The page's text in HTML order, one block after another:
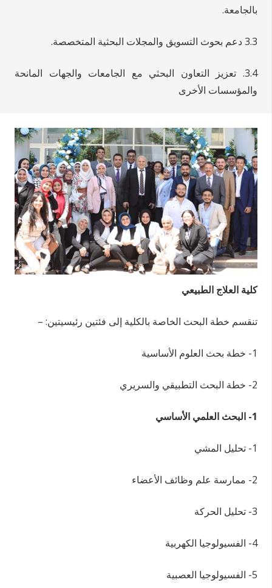
بالجامعة.
3.3 دعم بحوث التسويق والمجلات البحثية المتخصصة.
3.4. تعزيز التعاون البحثي مع الجامعات والجهات المانحة
والمؤسسات الأخرى
كلية العلاج الطبيعي
تنقسم خطة البحث الخاصة بالكلية إلى فئتين رئيسيتين: –
1- خطة بحث العلوم الأساسية
2- خطة البحث التطبيقي والسريري
1- البحث العلمي الأساسي
1- تحليل المشي
2- ممارسة علم وظائف الأعضاء
3- تحليل الحركة
4- الفسيولوجيا الكهربية
5- الفسيولوجيا العصبية